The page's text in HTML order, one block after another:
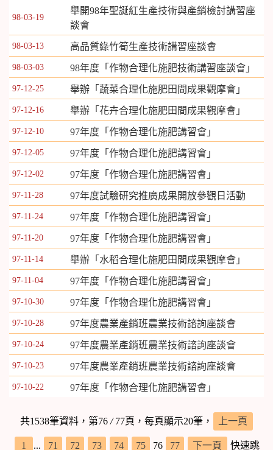
98-03-19
舉開98年聖誕紅生產技術與產銷檢討講習座
談會
98-03-13 高品質綠竹筍生產技術講習座談會
98-03-03 98年度「作物合理化施肥技術講習座談會」
97-12-25 舉辦「蔬菜合理化施肥田間成果觀摩會」
97-12-16 舉辦「花卉合理化施肥田間成果觀摩會」
97-12-10 97年度「作物合理化施肥講習會」
97-12-05 97年度「作物合理化施肥講習會」
97-12-02 97年度「作物合理化施肥講習會」
97-11-28 97年度試驗研究推廣成果開放參觀日活動
97-11-24 97年度「作物合理化施肥講習會」
97-11-20 97年度「作物合理化施肥講習會」
97-11-14 舉辦「水稻合理化施肥田間成果觀摩會」
97-11-04 97年度「作物合理化施肥講習會」
97-10-30 97年度「作物合理化施肥講習會」
97-10-28 97年度農業產銷班農業技術諮詢座談會
97-10-24 97年度農業產銷班農業技術諮詢座談會
97-10-23 97年度農業產銷班農業技術諮詢座談會
97-10-22 97年度「作物合理化施肥講習會」
共1538筆資料，第76/77頁，每頁顯示20筆， 上一頁
1 ... 71 72 73 74 75 76 77 下一頁
快速跳